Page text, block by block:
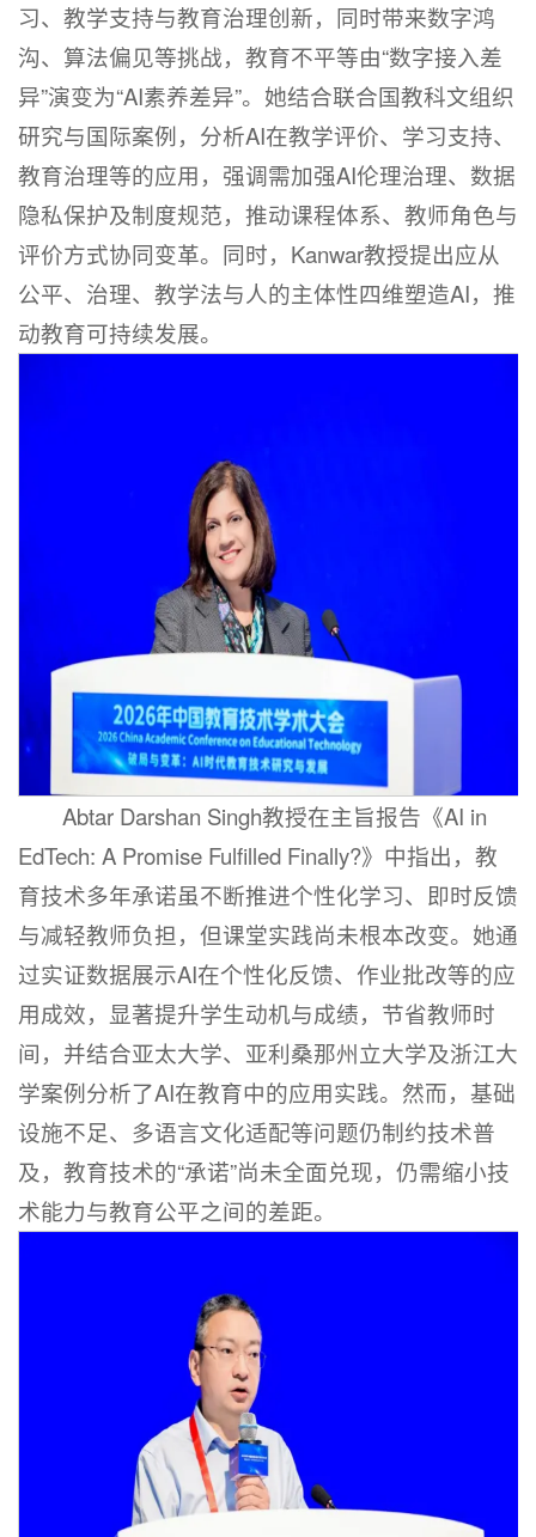
习、教学支持与教育治理创新，同时带来数字鸿
沟、算法偏见等挑战，教育不平等由“数字接入差
异”演变为“AI素养差异”。她结合联合国教科文组织
研究与国际案例，分析AI在教学评价、学习支持、
教育治理等的应用，强调需加强AI伦理治理、数据
隐私保护及制度规范，推动课程体系、教师角色与
评价方式协同变革。同时，Kanwar教授提出应从
公平、治理、教学法与人的主体性四维塑造AI，推
动教育可持续发展。
Abtar Darshan Singh教授在主旨报告《AI in
EdTech: A Promise Fulfilled Finally?》中指出，教
育技术多年承诺虽不断推进个性化学习、即时反馈
与减轻教师负担，但课堂实践尚未根本改变。她通
过实证数据展示AI在个性化反馈、作业批改等的应
用成效，显著提升学生动机与成绩，节省教师时
间，并结合亚太大学、亚利桑那州立大学及浙江大
学案例分析了AI在教育中的应用实践。然而，基础
设施不足、多语言文化适配等问题仍制约技术普
及，教育技术的“承诺”尚未全面兑现，仍需缩小技
术能力与教育公平之间的差距。